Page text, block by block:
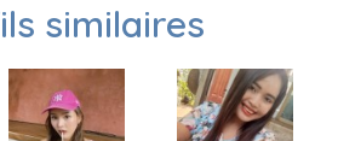
similaires